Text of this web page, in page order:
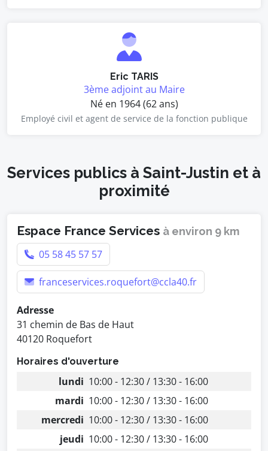
Eric TARIS
3ème adjoint au Maire
Né en 1964 (62 ans)
Employé civil et agent de service de la fonction publique
Services publics à Saint-Justin et à
proximité
Espace France Services à environ 9 km
05 58 45 57 57
franceservices.roquefort@ccla40.fr
Adresse
31 chemin de Bas de Haut
40120 Roquefort
Horaires d'ouverture
lundi 10:00 - 12:30 / 13:30 - 16:00
mardi 10:00 - 12:30 / 13:30 - 16:00
mercredi 10:00 - 12:30 / 13:30 - 16:00
jeudi 10:00 - 12:30 / 13:30 - 16:00